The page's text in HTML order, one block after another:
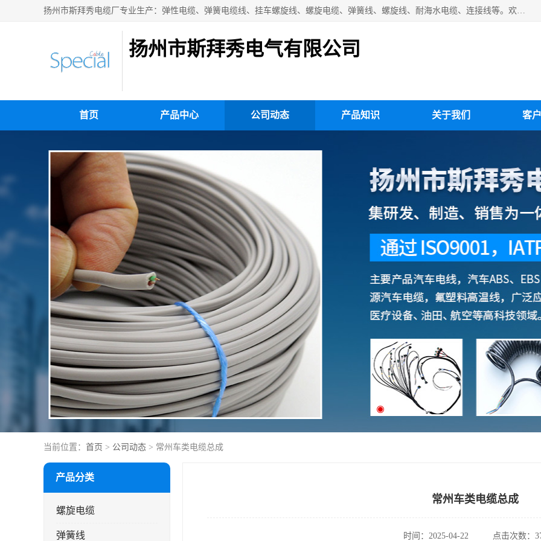
扬州市斯拜秀电缆厂专业生产：弹性电缆、弹簧电缆线、挂车螺旋线、螺旋电缆、弹簧线、螺旋线、耐海水电缆、连接线等。欢迎来电咨询！
扬州市斯拜秀电气有限公司
首页 产品中心 公司动态 产品知识 关于我们 客
当前位置： 首页 > 公司动态 > 常州车类电缆总成
产品分类
螺旋电缆
弹簧线
常州车类电缆总成
时间：2025-04-22 点击次数：